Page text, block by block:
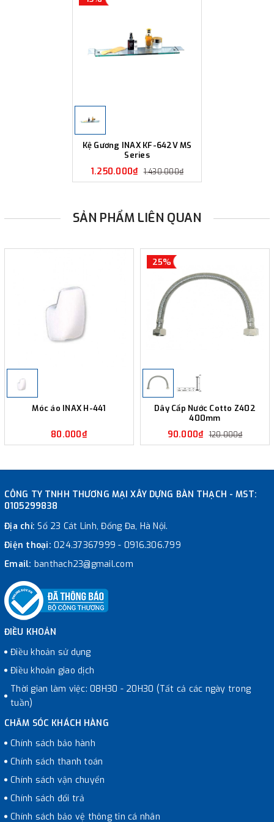
Kệ Gương INAX KF-642V MS
Series
1.250.000₫ 1.430.000₫
SẢN PHẨM LIÊN QUAN
Móc áo INAX H-441
80.000₫
25%
Dây Cấp Nước Cotto Z402
400mm
90.000₫ 120.000₫
CÔNG TY TNHH THƯƠNG MẠI XÂY DỰNG BÀN THẠCH - MST:
0105299838
Địa chỉ:Số 23 Cát Linh, Đống Đa, Hà Nội.
Điện thoại: 024.37367999 - 0916.306.799
Email: banthach23@gmail.com
ĐIỀU KHOẢN
Điều khoản sử dụng
Điều khoản giao dịch
Thời gian làm việc: 08H30 - 20H30 (Tất cả các ngày trong
tuần)
CHĂM SÓC KHÁCH HÀNG
Chính sách bảo hành
Chính sách thanh toán
Chính sách vận chuyển
Chính sách đổi trả
Chính sách bảo vệ thông tin cá nhân